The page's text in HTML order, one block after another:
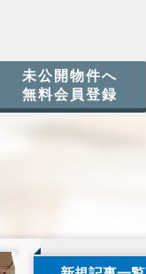
未公開物件へ
無料会員登録